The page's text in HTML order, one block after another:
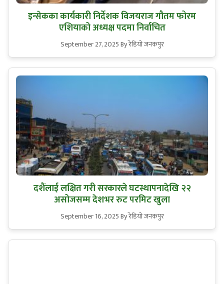
इन्सेकका कार्यकारी निर्देशक विजयराज गौतम फोरम
एशियाको अध्यक्ष पदमा निर्वाचित
September 27, 2025By रेडियो जनकपुर
दशैंलाई लक्षित गरी सरकारले घटस्थापनादेखि २२
असोजसम्म देशभर रुट परमिट खुला
September 16, 2025By रेडियो जनकपुर